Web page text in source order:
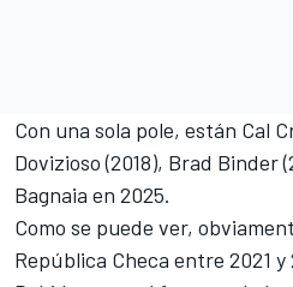
Con una sola pole, están Cal
Dovizioso(2018), Brad Binder
Bagnaia en 2025.
Como se puede ver,
República Checa entre 2021 y